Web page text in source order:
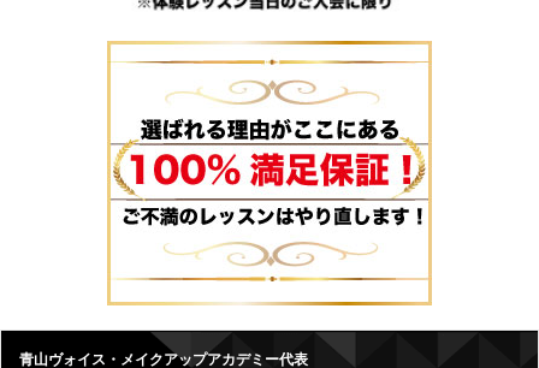
青山ヴォイス・メイクアップアカデミー代表